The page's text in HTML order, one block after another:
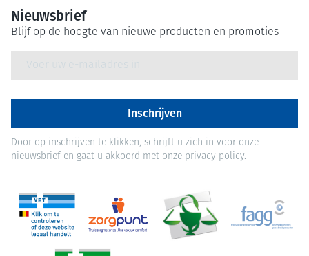
Nieuwsbrief
Blijf op de hoogte van nieuwe producten en promoties
Inschrijven
Door op inschrijven te klikken, schrijft u zich in voor onze
nieuwsbrief en gaat u akkoord met onze privacy policy.